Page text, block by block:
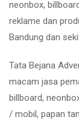
neonbox,
reklame dan
Bandung dan
Tata Bejana
macam jasa
billboard,
/ mobil, papan